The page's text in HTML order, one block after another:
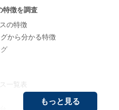
特徴を調査
の特徴
から分かる特徴
一覧表
もっと見る